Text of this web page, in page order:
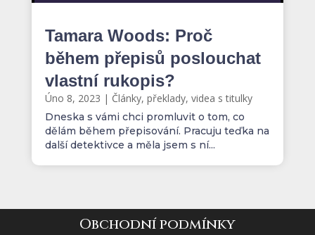
Tamara Woods: Proč
během přepisů poslouchat
vlastní rukopis?
Úno 8, 2023 | Články, překlady, videa s titulky
Dneska s vámi chci promluvit o tom, co
dělám během přepisování. Pracuju teďka na
další detektivce a měla jsem s ní...
Obchodní podmínky